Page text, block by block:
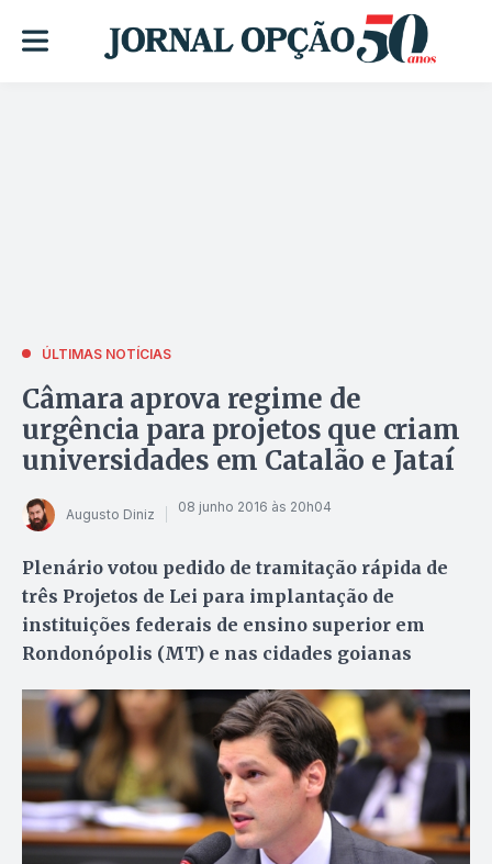
ÚLTIMAS NOTÍCIAS
Câmara aprova regime de
urgência para projetos que criam
universidades em Catalão e Jataí
Augusto Diniz 08 junho 2016 às 20h04
Plenário votou pedido de tramitação rápida de
três Projetos de Lei para implantação de
instituições federais de ensino superior em
Rondonópolis (MT) e nas cidades goianas